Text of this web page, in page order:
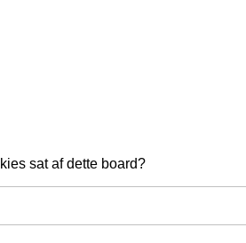
sat af dette board?